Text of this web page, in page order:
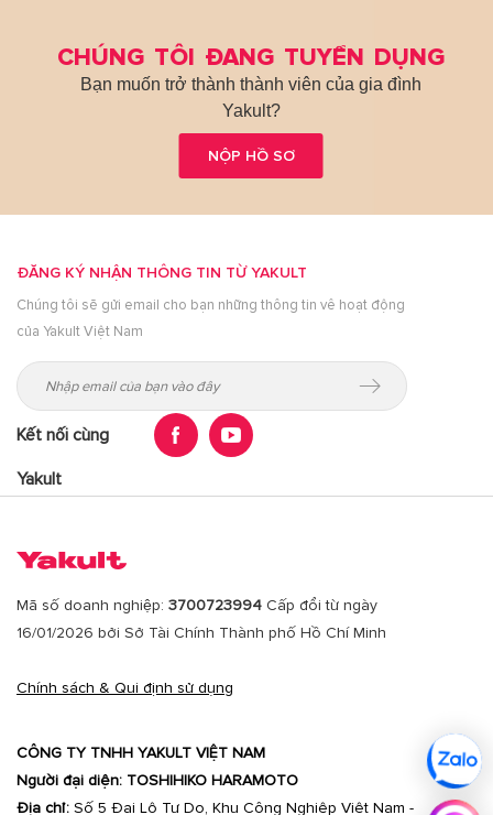
CHÚNG TÔI ĐANG TUYỂN DỤNG
Bạn muốn trở thành thành viên của gia đình
Yakult?
NỘP HỒ SƠ
ĐĂNG KÝ NHẬN THÔNG TIN TỪ YAKULT
Chúng tôi sẽ gửi email cho bạn những thông tin vê hoạt động
của Yakult Việt Nam
Kết nối cùng
Yakult
Mã số doanh nghiệp: 3700723994 Cấp đổi từ ngày
16/01/2026 bởi Sở Tài Chính Thành phố Hồ Chí Minh
Chính sách & Qui định sử dụng
CÔNG TY TNHH YAKULT VIỆT NAM
Người đại diện: TOSHIHIKO HARAMOTO
Địa chỉ: Số 5 Đại Lộ Tự Do, Khu Công Nghiệp Việt Nam -